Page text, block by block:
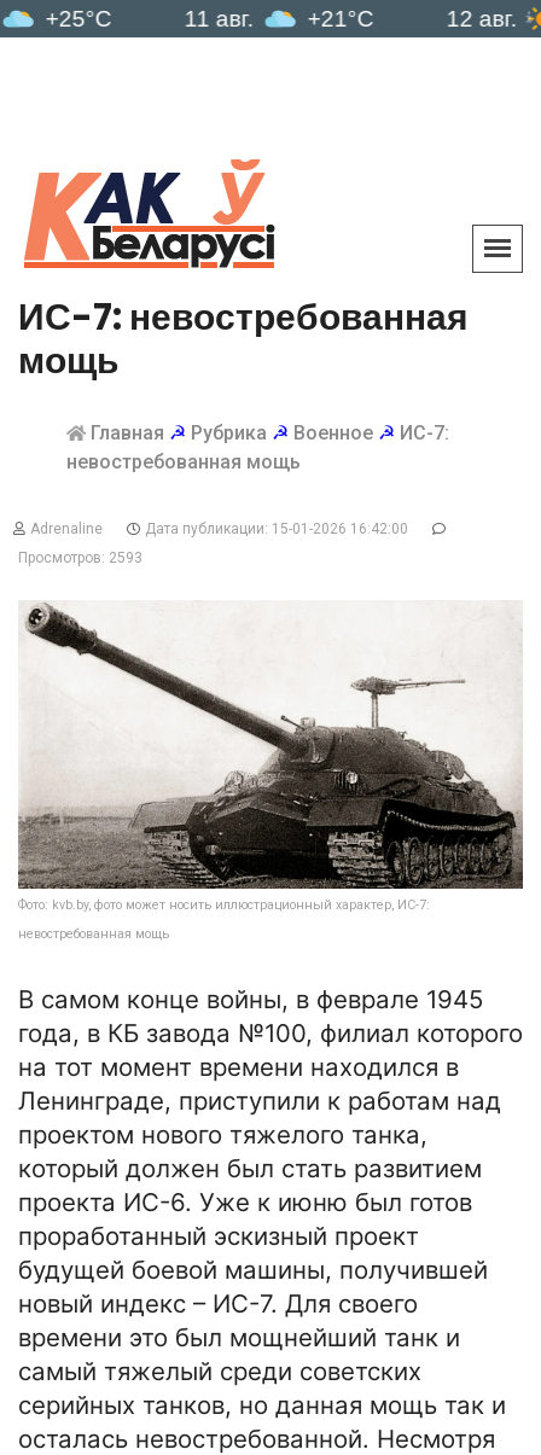
11 авг. +21°C 12 авг.
ИС-7: невостребованная
мощь
Главная ☭ Рубрика ☭ Военное ☭ ИС-7:
невостребованная мощь
Adrenaline
Дата публикации: 15-01-2026 16:42:00
Просмотров: 2593
Фото: kvb.by, фото может носить иллюстрационный характер, ИС-7:
невостребованная мощь
В самом конце войны, в феврале 1945
года, в КБ завода №100, филиал которого
на тот момент времени находился в
Ленинграде, приступили к работам над
проектом нового тяжелого танка,
который должен был стать развитием
проекта ИС-6. Уже к июню был готов
проработанный эскизный проект
будущей боевой машины, получившей
новый индекс – ИС-7. Для своего
времени это был мощнейший танк и
самый тяжелый среди советских
серийных танков, но данная мощь так и
осталась невостребованной. Несмотря